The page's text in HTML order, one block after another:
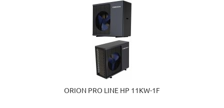
ORION PRO LINE HP 11KW-1F